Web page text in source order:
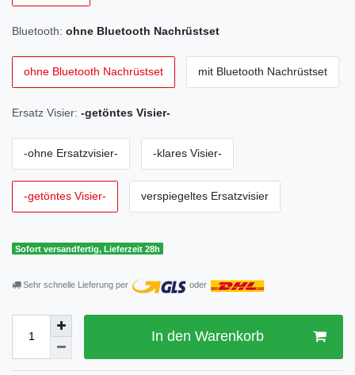
Bluetooth: ohne Bluetooth Nachrüstset
ohne Bluetooth Nachrüstset mit Bluetooth Nachrüstset
Ersatz Visier: -getöntes Visier-
-ohne Ersatzvisier- -klares Visier-
-getöntes Visier- verspiegeltes Ersatzvisier
Sofort versandfertig, Lieferzeit 28h
Sehr schnelle Lieferung per oder
In den Warenkorb